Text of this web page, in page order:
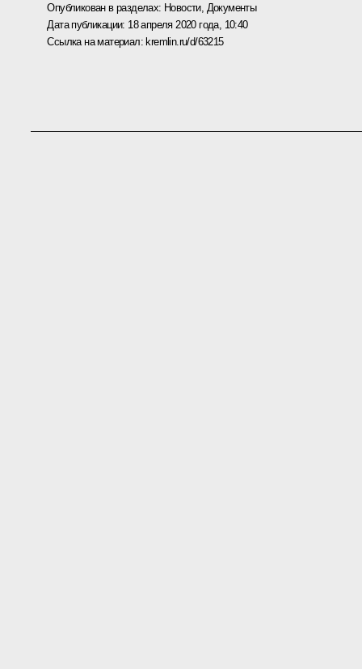
Опубликован в разделах: Новости, Документы
Дата публикации: 18 апреля 2020 года, 10:40
Ссылка на материал: kremlin.ru/d/63215